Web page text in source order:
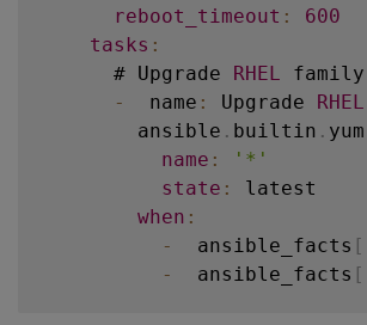
reboot_timeout :
600
tasks :
      # Upgrade
RHEL family
-
  name
: Upgrade RHEL
        ansible
. builtin . yum
name :
'*'
state :
latest
when :
-
  ansible_facts
[
-
  ansible_facts
[